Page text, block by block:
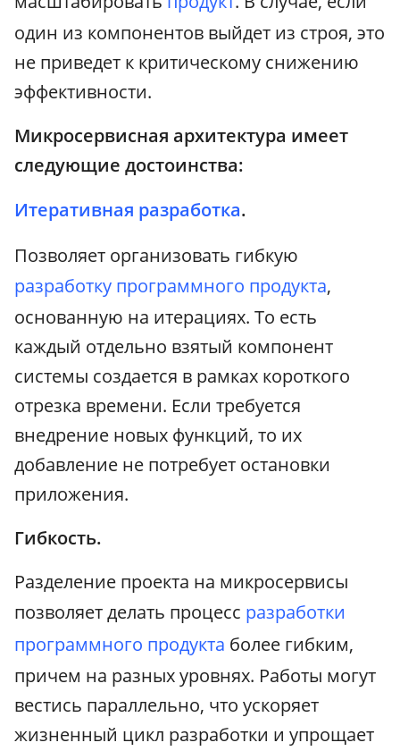
один из компонентов выйдет из строя, это
не приведет к критическому снижению
эффективности.
Микросервисная архитектура имеет
следующие достоинства:
Итеративная разработка.
Позволяет организовать гибкую
разработку программного продукта,
основанную на итерациях. То есть
каждый отдельно взятый компонент
системы создается в рамках короткого
отрезка времени. Если требуется
внедрение новых функций, то их
добавление не потребует остановки
приложения.
Гибкость.
Разделение проекта на микросервисы
позволяет делать процесс разработки
программного продукта более гибким,
причем на разных уровнях. Работы могут
вестись параллельно, что ускоряет
жизненный цикл разработки и упрощает